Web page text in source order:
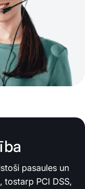
pasaules un
PCI DSS,